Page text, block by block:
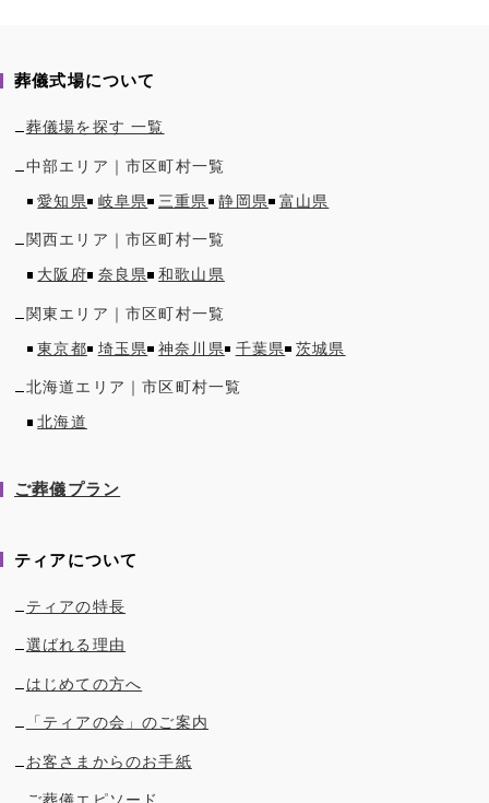
葬儀式場について
葬儀場を探す 一覧
中部エリア｜市区町村一覧
愛知県
岐阜県 三重県 静岡県 富山県
関西エリア｜市区町村一覧
大阪府
奈良県 和歌山県
関東エリア｜市区町村一覧
東京都
埼玉県 神奈川県 千葉県 茨城県
北海道エリア｜市区町村一覧
北海道
ご葬儀プラン
ティアについて
ティアの特長
選ばれる理由
はじめての方へ
「ティアの会」のご案内
お客さまからのお手紙